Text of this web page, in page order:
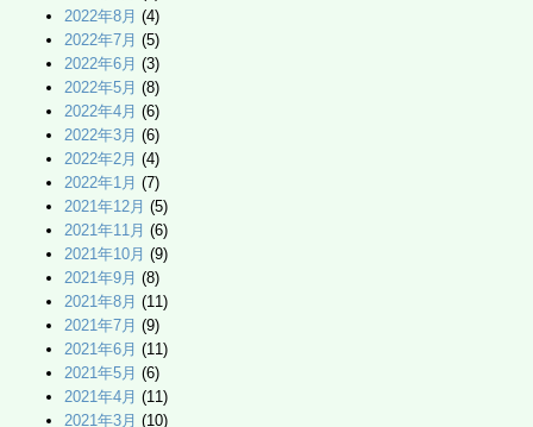
2022年8月 (4)
2022年7月 (5)
2022年6月 (3)
2022年5月 (8)
2022年4月 (6)
2022年3月 (6)
2022年2月 (4)
2022年1月 (7)
2021年12月 (5)
2021年11月 (6)
2021年10月 (9)
2021年9月 (8)
2021年8月 (11)
2021年7月 (9)
2021年6月 (11)
2021年5月 (6)
2021年4月 (11)
2021年3月 (10)